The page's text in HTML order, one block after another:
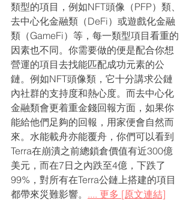
類型的項目，例如NFT頭像（PFP）類、
去中心化金融類（DeFi）或遊戲化金融
類（GameFi）等，每一類型項目看重的
因素也不同。你需要做的便是配合你想
營運的項目去找能匹配成功元素的公
鏈。例如NFT頭像類，它十分講求公鏈
內社群的支持度和熱心度。而去中心化
金融類會更着重金錢回報方面，如果你
能給他們足夠的回報，用家便會自然而
來。水能載舟亦能覆舟，你們可以看到
Terra在崩潰之前總鎖倉價值有近300億
美元，而在7日之內跌至4億，下跌了
99%，對所有在Terra公鏈上搭建的項目
都帶來災難影響。 .... 更多 [原文連結]